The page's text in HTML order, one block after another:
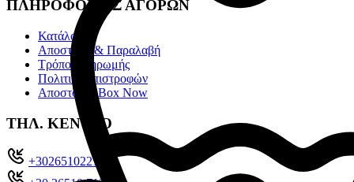
ΠΛΗΡΟΦΟΡΙΕΣ ΑΓΟΡΩΝ
Κατάλογοι
Αποστολή & Παραλαβή
Τρόποι πληρωμής
Πολιτική επιστροφών
Αποστολές Box Now
ΤΗΛ. ΚΕΝΤΡΟ
+302651022104